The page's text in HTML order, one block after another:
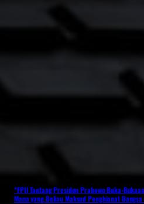
*FPII Tantang Presiden Prabowo Buka-
Mana yang Beliau Maksud Penghianat